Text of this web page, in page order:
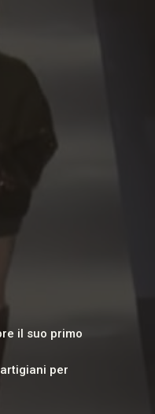
il suo primo
per